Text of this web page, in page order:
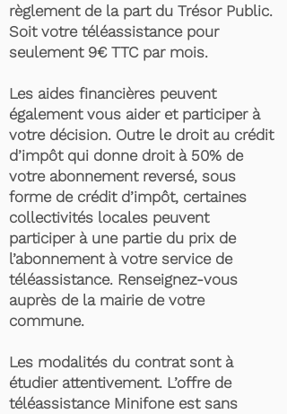
règlement de la part du Trésor Public.
Soit votre téléassistance pour
seulement 9€ TTC par mois.
Les aides financières peuvent
également vous aider et participer à
votre décision. Outre le droit au crédit
d’impôt qui donne droit à 50% de
votre abonnement reversé, sous
forme de crédit d’impôt, certaines
collectivités locales peuvent
participer à une partie du prix de
l’abonnement à votre service de
téléassistance. Renseignez-vous
auprès de la mairie de votre
commune.
Les modalités du contrat sont à
étudier attentivement. L’offre de
téléassistance Minifone est sans